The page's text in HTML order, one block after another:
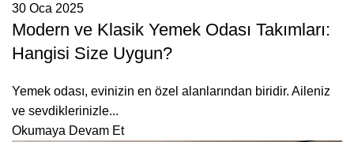
30 Oca 2025
Modern ve Klasik Yemek Odası Takımları:
Hangisi Size Uygun?
Yemek odası, evinizin en özel alanlarından biridir. Aileniz
ve sevdiklerinizle...
Okumaya Devam Et